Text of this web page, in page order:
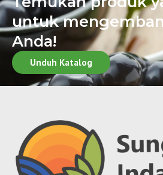
untuk
Anda!
Unduh Katalog